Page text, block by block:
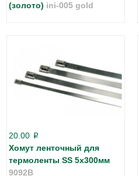
(золото) ini-005 gold
20.00 p
Хомут ленточный для
термоленты SS 5x300мм
9092B